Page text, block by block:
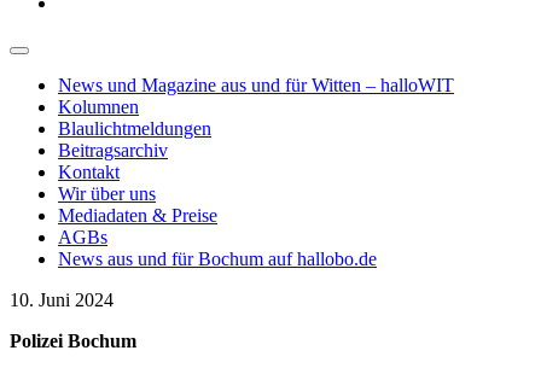
News und Magazine aus und für Witten – halloWIT
Kolumnen
Blaulichtmeldungen
Beitragsarchiv
Kontakt
Wir über uns
Mediadaten & Preise
AGBs
News aus und für Bochum auf hallobo.de
10. Juni 2024
Polizei Bochum